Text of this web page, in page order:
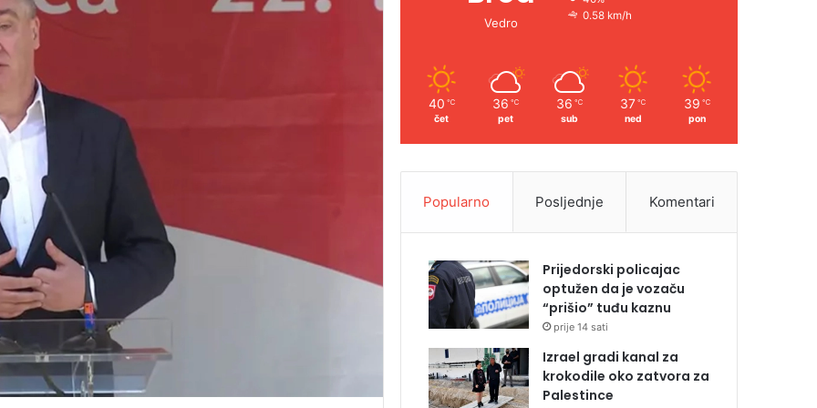
Vedro
0.58 km/h
40 ℃
čet
36 ℃
pet
36 ℃
sub
37 ℃
ned
39 ℃
pon
Popularno Posljednje Komentari
Prijedorski policajac
optužen da je vozaču
“prišio” tuđu kaznu
prije 14 sati
Izrael gradi kanal za
krokodile oko zatvora za
Palestince